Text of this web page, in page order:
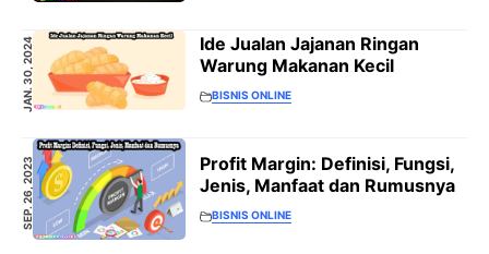
JAN. 30, 2024
Ide Jualan Jajanan Ringan
Warung Makanan Kecil
BISNIS ONLINE
SEP. 26, 2023
Profit Margin: Definisi, Fungsi,
Jenis, Manfaat dan Rumusnya
BISNIS ONLINE